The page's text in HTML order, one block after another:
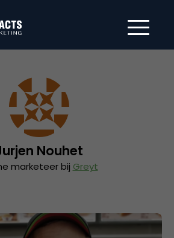
Nouhet
marketeer bij Greyt